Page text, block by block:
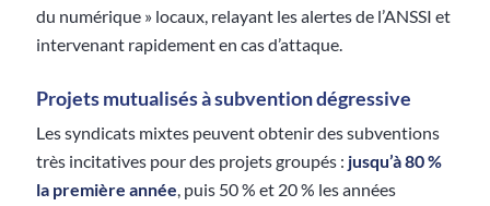
du numérique » locaux, relayant les alertes de l’ANSSI et
intervenant rapidement en cas d’attaque.
Projets mutualisés à subvention dégressive
Les syndicats mixtes peuvent obtenir des subventions
très incitatives pour des projets groupés : jusqu’à 80 %
la première année, puis 50 % et 20 % les années